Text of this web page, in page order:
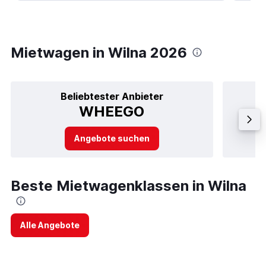
Mietwagen in Wilna 2026
Beliebtester Anbieter
WHEEGO
Angebote suchen
Beste Mietwagenklassen in Wilna
Alle Angebote